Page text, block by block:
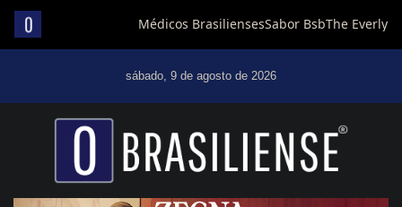
sábado, 9 de agosto de 2026
Um diário de notícias que trabalha por Brasília